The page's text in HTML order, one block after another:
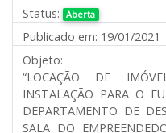
Status: Aberta
Publicado em: 19/01/2021
Objeto:
“LOCAÇÃO DE
INSTALAÇÃO PARA O
DEPARTAMENTO DE
SALA DO